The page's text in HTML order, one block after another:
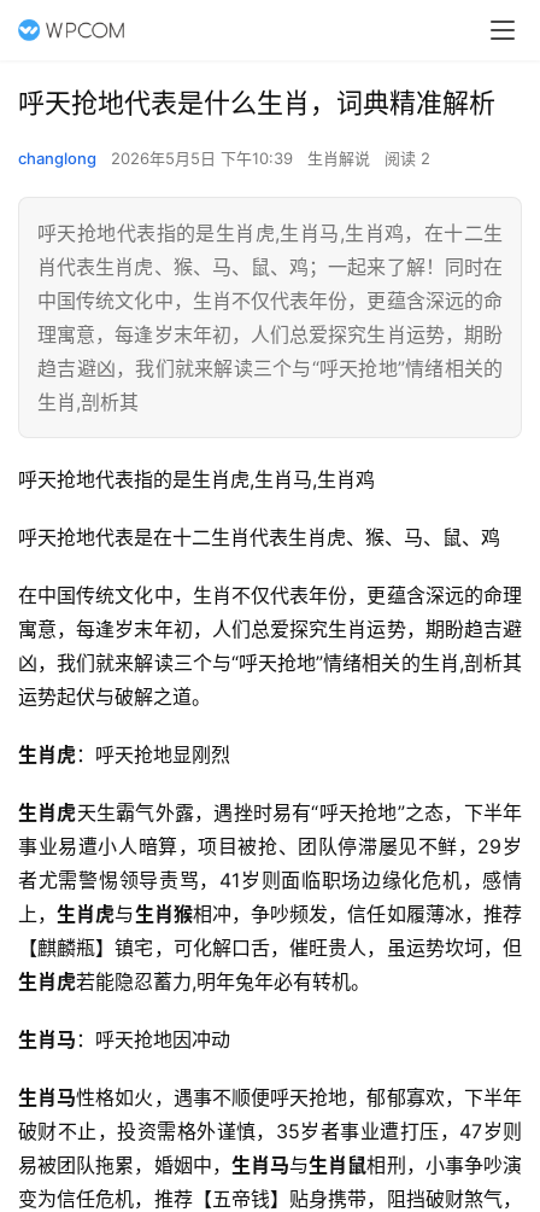
呼天抢地代表是什么生肖，词典精准解析
changlong 2026年5月5日 下午10:39 生肖解说 阅读 2
呼天抢地代表指的是生肖虎,生肖马,生肖鸡，在十二生
肖代表生肖虎、猴、马、鼠、鸡；一起来了解！同时在
中国传统文化中，生肖不仅代表年份，更蕴含深远的命
理寓意，每逢岁末年初，人们总爱探究生肖运势，期盼
趋吉避凶，我们就来解读三个与“呼天抢地”情绪相关的
生肖,剖析其
呼天抢地代表指的是生肖虎,生肖马,生肖鸡
呼天抢地代表是在十二生肖代表生肖虎、猴、马、鼠、鸡
在中国传统文化中，生肖不仅代表年份，更蕴含深远的命理
寓意，每逢岁末年初，人们总爱探究生肖运势，期盼趋吉避
凶，我们就来解读三个与“呼天抢地”情绪相关的生肖,剖析其
运势起伏与破解之道。
生肖虎：呼天抢地显刚烈
生肖虎天生霸气外露，遇挫时易有“呼天抢地”之态，下半年
事业易遭小人暗算，项目被抢、团队停滞屡见不鲜，29岁
者尤需警惕领导责骂，41岁则面临职场边缘化危机，感情
上，生肖虎与生肖猴相冲，争吵频发，信任如履薄冰，推荐
【麒麟瓶】镇宅，可化解口舌，催旺贵人，虽运势坎坷，但
生肖虎若能隐忍蓄力,明年兔年必有转机。
生肖马 ：呼天抢地因冲动
生肖马性格如火，遇事不顺便呼天抢地，郁郁寡欢，下半年
破财不止，投资需格外谨慎，35岁者事业遭打压，47岁则
易被团队拖累，婚姻中， 生肖马与生肖鼠相刑，小事争吵演
变为信任危机，推荐【五帝钱】贴身携带，阻挡破财煞气，